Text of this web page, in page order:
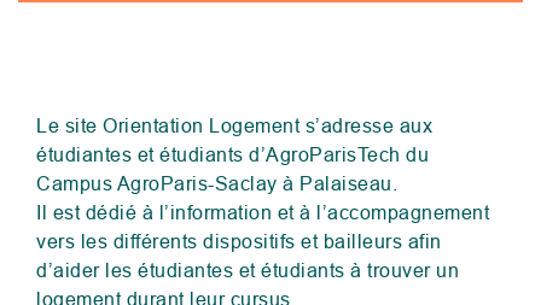
Le site Orientation Logement s’adresse aux
étudiantes et étudiants d’AgroParisTech du
Campus AgroParis-Saclay à Palaiseau.
Il est dédié à l’information et à l’accompagnement
vers les différents dispositifs et bailleurs afin
d’aider les étudiantes et étudiants à trouver un
logement durant leur cursus.